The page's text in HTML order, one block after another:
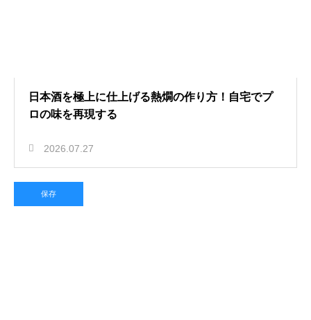
日本酒を極上に仕上げる熱燗の作り方！自宅でプ
ロの味を再現する
2026.07.27
保存